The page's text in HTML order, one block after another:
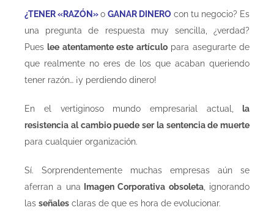
¿TENER «RAZÓN»o GANAR DINERO con tu negocio? Es
una pregunta de respuesta muy sencilla, ¿verdad?
Pues lee atentamente este artículopara asegurarte de
que realmente no eres de los que acaban queriendo
tener razón… ¡y perdiendo dinero!
En el vertiginoso mundo empresarial actual,
la
resistencia al cambio puede ser la sentencia de muerte
para cualquier organización.
Sí. Sorprendentemente muchas empresas aún se
aferran a una Imagen Corporativa obsoleta, ignorando
las señales claras de que es hora de evolucionar.